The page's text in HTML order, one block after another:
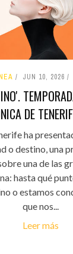
JUN 10, 2026
DE
ha
o destino, una
una de las
hasta qué
o estamos
que nos...
Leer más